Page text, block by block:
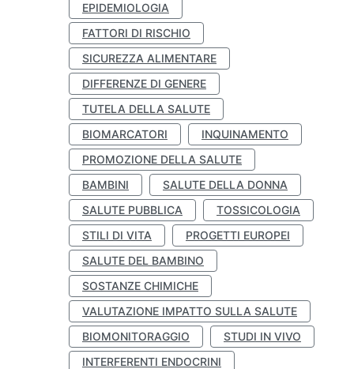
EPIDEMIOLOGIA
FATTORI DI RISCHIO
SICUREZZA ALIMENTARE
DIFFERENZE DI GENERE
TUTELA DELLA SALUTE
BIOMARCATORI
INQUINAMENTO
PROMOZIONE DELLA SALUTE
BAMBINI
SALUTE DELLA DONNA
SALUTE PUBBLICA
TOSSICOLOGIA
STILI DI VITA
PROGETTI EUROPEI
SALUTE DEL BAMBINO
SOSTANZE CHIMICHE
VALUTAZIONE IMPATTO SULLA SALUTE
BIOMONITORAGGIO
STUDI IN VIVO
INTERFERENTI ENDOCRINI